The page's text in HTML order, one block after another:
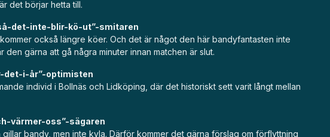
det börjar hetta till.
det-inte-blir-kö-ut”-smitaren
också längre köer. Och det är något den här bandyfantasten inte
den gärna att gå några minuter innan matchen är slut.
det-i-år”-optimisten
individ i Bollnäs och Lidköping, där det historiskt sett varit långt mellan
värmer-oss”-sägaren
bandy, men inte kyla. Därför kommer det gärna förslag om förflyttning